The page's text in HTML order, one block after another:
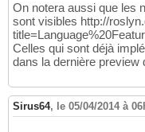
On notera aussi que les
sont visibles http://
Celles qui sont déjà
dans la dernière preview
Sirus64, le 05/04/2014 à